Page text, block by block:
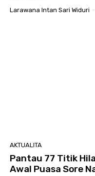
Larawana Intan Sari Widuri -
AKTUALITA
Pantau 77 Titik
Awal Puasa Sore